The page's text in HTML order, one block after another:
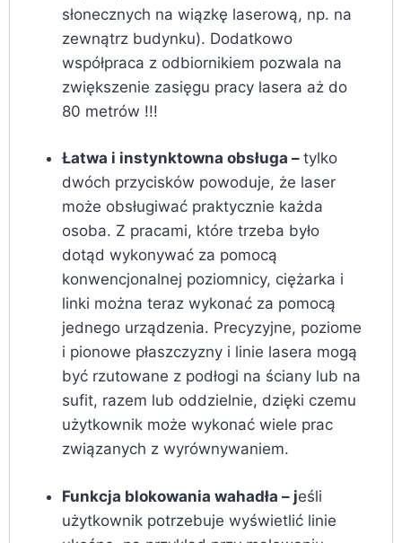
słonecznych na wiązkę laserową, np. na
zewnątrz budynku). Dodatkowo
współpraca z odbiornikiem pozwala na
zwiększenie zasięgu pracy lasera aż do
80 metrów !!!
Łatwa i instynktowna obsługa – tylko
dwóch przycisków powoduje, że laser
może obsługiwać praktycznie każda
osoba. Z pracami, które trzeba było
dotąd wykonywać za pomocą
konwencjonalnej poziomnicy, ciężarka i
linki można teraz wykonać za pomocą
jednego urządzenia. Precyzyjne, poziome
i pionowe płaszczyzny i linie lasera mogą
być rzutowane z podłogi na ściany lub na
sufit, razem lub oddzielnie, dzięki czemu
użytkownik może wykonać wiele prac
związanych z wyrównywaniem.
Funkcja blokowania wahadła – jeśli
użytkownik potrzebuje wyświetlić linie